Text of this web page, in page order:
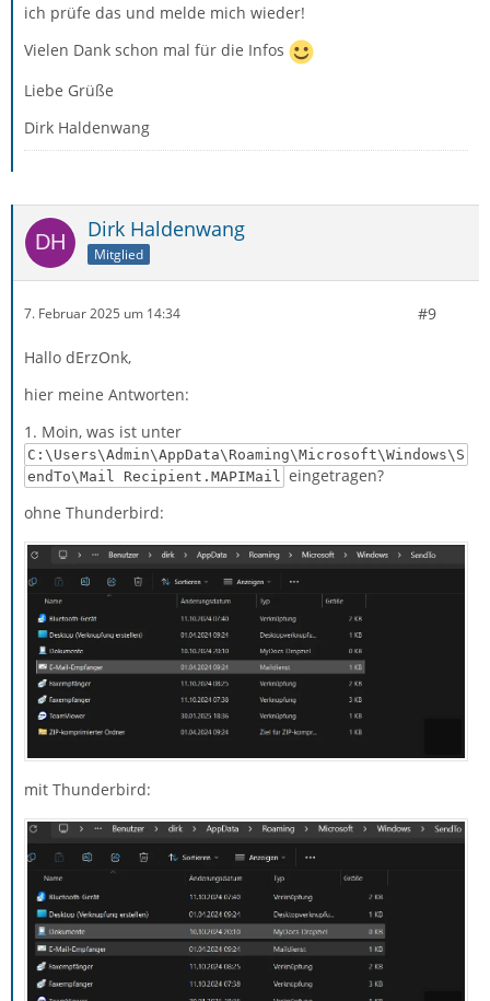
ich prüfe das und melde mich wieder!
Vielen Dank schon mal für die Infos
Liebe Grüße
Dirk Haldenwang
Dirk Haldenwang
Mitglied
7. Februar 2025 um 14:34 #9
Hallo dErzOnk,
hier meine Antworten:
1. Moin, was ist unter
C:\Users\Admin\AppData\Roaming\Microsoft\Windows\S
endTo\Mail Recipient.MAPIMail
eingetragen?
ohne Thunderbird:
mit Thunderbird: